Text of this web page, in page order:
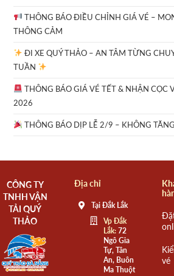
THÔNG BÁO ĐIỀU CHỈNH GIÁ VÉ –
THÔNG CẢM
ĐI XE QUÝ THẢO – AN TÂM TỪNG
TUẦN
THÔNG BÁO GIÁ VÉ TẾT & NHẬN CỌC
2026
THÔNG BÁO DỊP LỄ 2/9 – KHÔNG
CÔNG TY
TNHH VẬN
TẢI QUÝ
THẢO
Địa chỉ
Tại Đắk Lắk
Vp Đắk
Lắk:72
Ngô Gia
Tự, Tân
An, Buôn
Ma Thuột
vé